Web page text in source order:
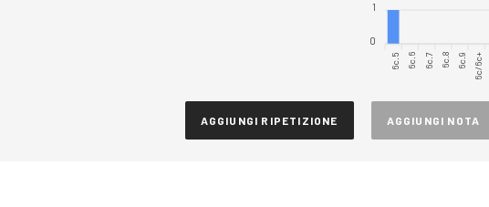
1
0
6c.5 6c.6 6c.7 6c.8 6c.9 6c/6c+
AGGIUNGI RIPETIZIONE AGGIUNGI NOTA